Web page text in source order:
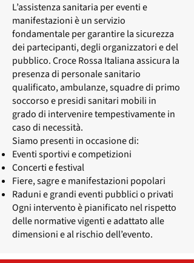
L’assistenza sanitaria per eventi e
manifestazioni è un servizio
fondamentale per garantire la sicurezza
dei partecipanti, degli organizzatori e del
pubblico. Croce Rossa Italiana assicura la
presenza di personale sanitario
qualificato, ambulanze, squadre di primo
soccorso e presidi sanitari mobili in
grado di intervenire tempestivamente in
caso di necessità.
Siamo presenti in occasione di:
Eventi sportivi e competizioni
Concerti e festival
Fiere, sagre e manifestazioni popolari
Raduni e grandi eventi pubblici o privati
Ogni intervento è pianificato nel rispetto
delle normative vigenti e adattato alle
dimensioni e al rischio dell’evento.